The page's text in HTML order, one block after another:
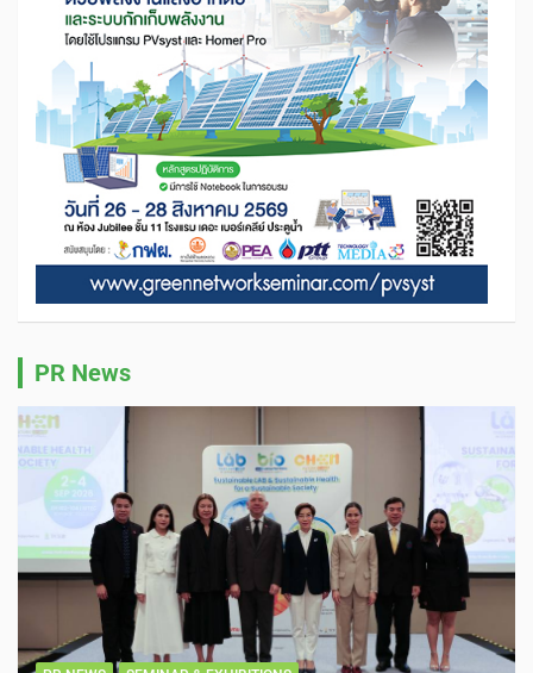
PR News